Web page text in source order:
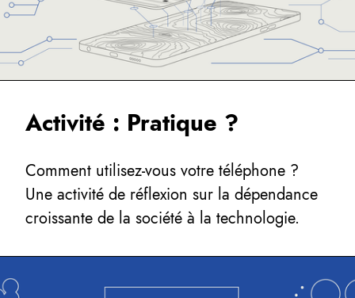
Activité : Pratique ?
Comment utilisez-vous votre téléphone ?
Une activité de réflexion sur la dépendance
croissante de la société à la technologie.